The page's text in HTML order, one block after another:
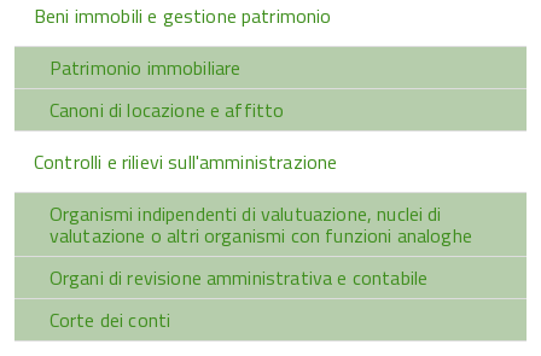
Beni immobili e gestione patrimonio
Patrimonio immobiliare
Canoni di locazione e affitto
Controlli e rilievi sull'amministrazione
Organismi indipendenti di valutuazione, nuclei di
valutazione o altri organismi con funzioni analoghe
Organi di revisione amministrativa e contabile
Corte dei conti